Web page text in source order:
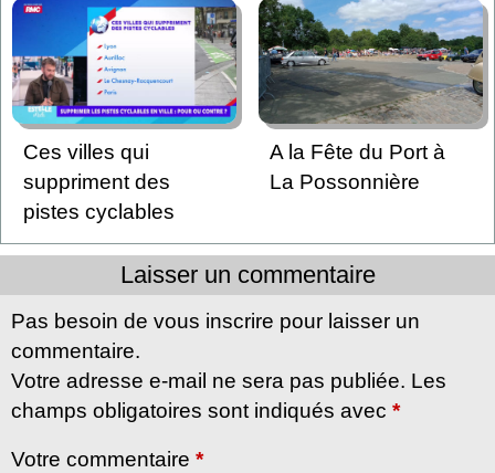
Ces villes qui
suppriment des
pistes cyclables
A la Fête du Port à
La Possonnière
Laisser un commentaire
Pas besoin de vous inscrire pour laisser un
commentaire.
Votre adresse e-mail ne sera pas publiée. Les
champs obligatoires sont indiqués avec *
Votre commentaire *